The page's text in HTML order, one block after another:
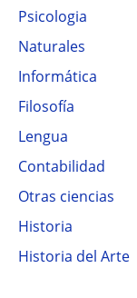
Psicologia
Naturales
Informática
Filosofía
Lengua
Contabilidad
Otras ciencias
Historia
Historia del Arte